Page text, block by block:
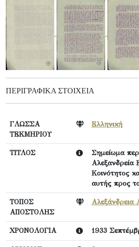
ΠΕΡΙΓΡΑΦΙΚΆ ΣΤΟΙΧΕΊΑ
ΓΛΩΣΣΑ
ΤΕΚΜΗΡΙΟΥ
Ελληνική
ΤΙΤΛΟΣ
Σημείωμα
Αλεξανδρεία
Κοινότητος
αυτής προς
ΤΟΠΟΣ
ΑΠΟΣΤΟΛΗΣ
Αλεξάνδρεια
ΧΡΟΝΟΛΟΓΙΑ 1933